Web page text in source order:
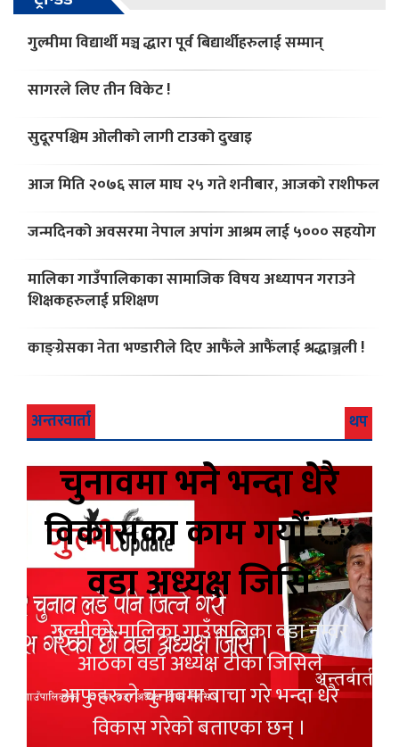
गुल्मीमा विद्यार्थी मञ्च द्धारा पूर्व बिद्यार्थीहरुलाई सम्मान्
सागरले लिए तीन विकेट !
सुदूरपश्चिम ओलीको लागी टाउको दुखाइ
आज मिति २०७६ साल माघ २५ गते शनीबार, आजको राशीफल
जन्मदिनको अवसरमा नेपाल अपांग आश्रम लाई ५००० सहयोग
मालिका गाउँपालिकाका सामाजिक विषय अध्यापन गराउने
शिक्षकहरुलाई प्रशिक्षण
काङ्ग्रेसका नेता भण्डारीले दिए आफैंले आफैंलाई श्रद्धाञ्जली !
अन्तरवार्ता थप
चुनावमा भने भन्दा धेरै
विकासका काम गर्यौं ः
वडा अध्यक्ष जिसि
गुल्मीको मालिका गाउँपालिका वडा नम्वर
आठका वडा अध्यक्ष टीका जिसिले
आफुहरुले चुनावमा बाचा गरे भन्दा धेरै
विकास गरेको बताएका छन् ।